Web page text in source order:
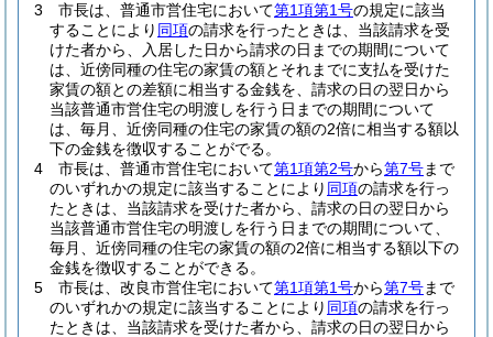
3
市長は、普通市営住宅において第1項第1号の規定に該当
することにより 同項の請求を行ったときは、当該請求を受
けた者から、入居した日から請求の日までの期間について
は、近傍同種の住宅の家賃の額とそれまでに支払を受けた
家賃の額との差額に相当する金銭を、請求の日の翌日から
当該普通市営住宅の明渡しを行う日までの期間について
は、毎月、近傍同種の住宅の家賃の額の2倍に相当する額以
下の金銭を徴収することがでる。
4
市長は、普通市営住宅において第1項第2号から第7号まで
のいずれかの規定に該当することにより 同項の請求を行っ
たときは、当該請求を受けた者から、請求の日の翌日から
当該普通市営住宅の明渡しを行う日までの期間について、
毎月、近傍同種の住宅の家賃の額の2倍に相当する額以下の
金銭を徴収することができる。
5
市長は、改良市営住宅において第1項第1号から第7号まで
のいずれかの規定に該当することにより 同項の請求を行っ
たときは、当該請求を受けた者から、請求の日の翌日から